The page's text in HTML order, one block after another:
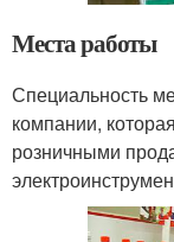
Места работы
Специальность
компании,
розничными